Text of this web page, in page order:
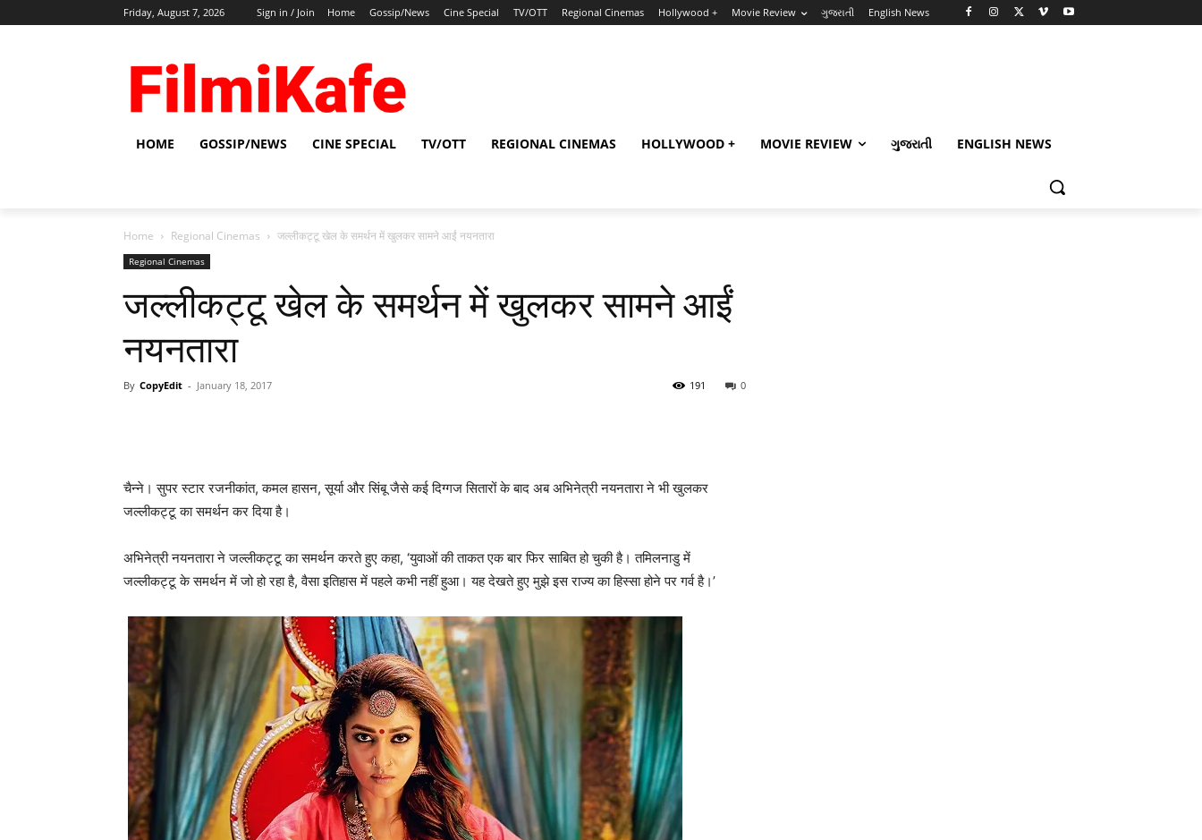
Friday, August 7, 2026 Sign in / Join Home Gossip/News Cine Special TV/OTT Regional Cinemas Hollywood + Movie Review ગુજરાતી English News
HOME GOSSIP/NEWS CINE SPECIAL TV/OTT REGIONAL CINEMAS HOLLYWOOD + MOVIE REVIEW ગુજરાતી ENGLISH NEWS
Home Regional Cinemas जल्लीकट्टू खेल के समर्थन में खुलकर सामने आईं नयनतारा
Regional Cinemas
जल्लीकट्टू खेल के समर्थन में खुलकर सामने आईं
नयनतारा
By CopyEdit - January 18, 2017 0
191
चैन्‍ने। सुपर स्‍टार रजनीकांत, कमल हासन, सूर्या और सिंबू जैसे कई दिग्गज सितारों के बाद अब अभिनेत्री नयनतारा ने भी खुलकर
जल्लीकट्टू का समर्थन कर दिया है।
अभिनेत्री नयनतारा ने जल्‍लीकट्टू का समर्थन करते हुए कहा, ‘युवाओं की ताकत एक बार फिर साबित हो चुकी है। तमिलनाडु में
जल्‍लीकट्टू के समर्थन में जो हो रहा है, वैसा इतिहास में पहले कभी नहीं हुआ। यह देखते हुए मुझे इस राज्य का हिस्सा होने पर गर्व है।’